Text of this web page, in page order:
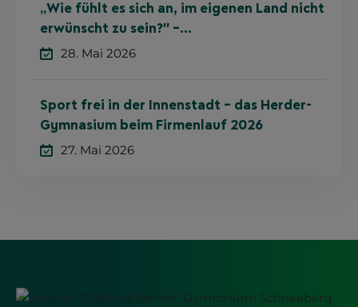
„Wie fühlt es sich an, im eigenen Land nicht
erwünscht zu sein?" –
Zeitzeugenbegegnung in der Klassenstufe
28. Mai 2026
Sport frei in der Innenstadt – das Herder-
Gymnasium beim Firmenlauf 2026
27. Mai 2026